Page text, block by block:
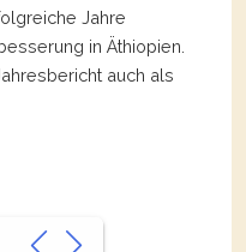
Jahre
in Äthiopien.
auch als